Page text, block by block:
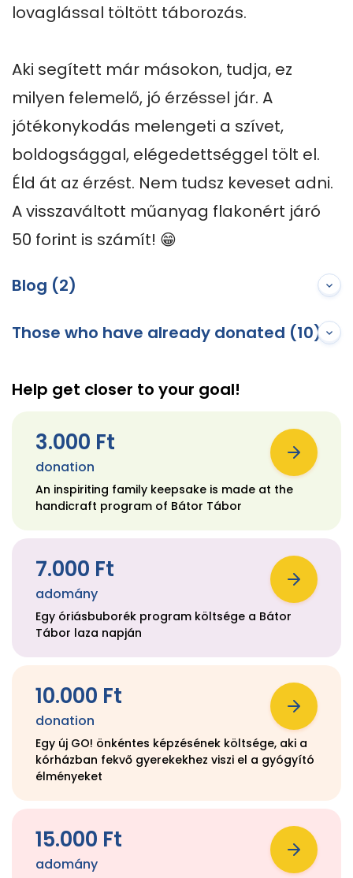
lovaglással töltött táborozás.
Aki segített már másokon, tudja, ez
milyen felemelő, jó érzéssel jár. A
jótékonykodás melengeti a szívet,
boldogsággal, elégedettséggel tölt el.
Éld át az érzést. Nem tudsz keveset adni.
A visszaváltott műanyag flakonért járó
50 forint is számít! 😁
Blog (2)
Those who have already donated (10)
Help get closer to your goal!
3.000 Ft
donation
An inspiriting family keepsake is made at the
handicraft program of Bátor Tábor
7.000 Ft
adomány
Egy óriásbuborék program költsége a Bátor
Tábor laza napján
10.000 Ft
donation
Egy új GO! önkéntes képzésének költsége, aki a
kórházban fekvő gyerekekhez viszi el a gyógyító
élményeket
15.000 Ft
adomány